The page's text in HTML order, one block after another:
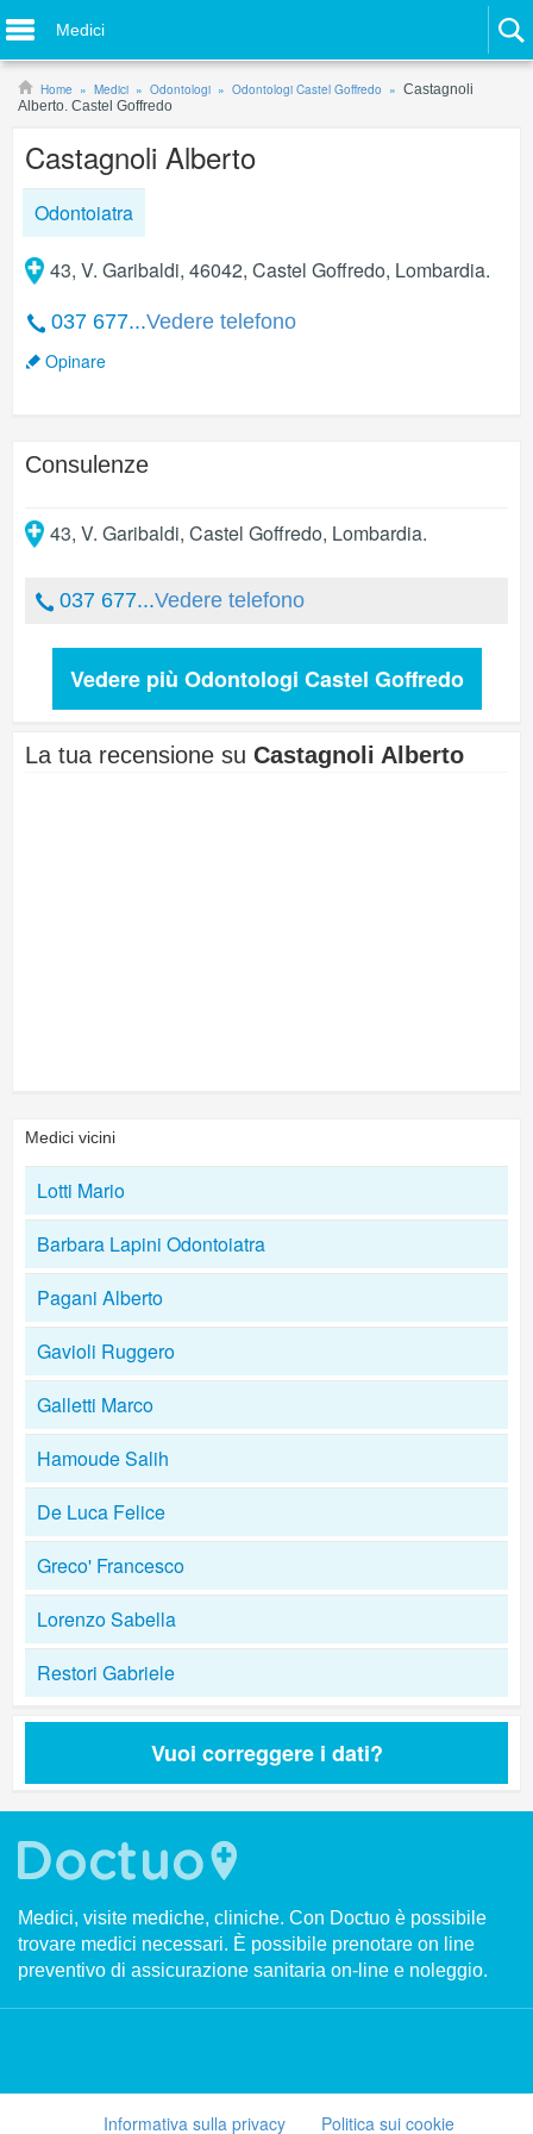
Medici
Home Medici Odontologi Odontologi Castel Goffredo
Castagnoli
Alberto. Castel Goffredo
Castagnoli Alberto
Odontoiatra
43, V. Garibaldi, 46042, Castel Goffredo, Lombardia.
037 677...Vedere telefono
Opinare
Consulenze
43, V. Garibaldi, Castel Goffredo, Lombardia.
037 677...Vedere telefono
Vedere più Odontologi Castel Goffredo
La tua recensione su Castagnoli Alberto
Medici vicini
Lotti Mario
Barbara Lapini Odontoiatra
Pagani Alberto
Gavioli Ruggero
Galletti Marco
Hamoude Salih
De Luca Felice
Greco' Francesco
Lorenzo Sabella
Restori Gabriele
Vuoi correggere i dati?
Medici, visite mediche, cliniche. Con Doctuo è possibile
trovare medici necessari. È possibile prenotare on line
preventivo di assicurazione sanitaria on-line e noleggio.
Informativa sulla privacy Politica sui cookie